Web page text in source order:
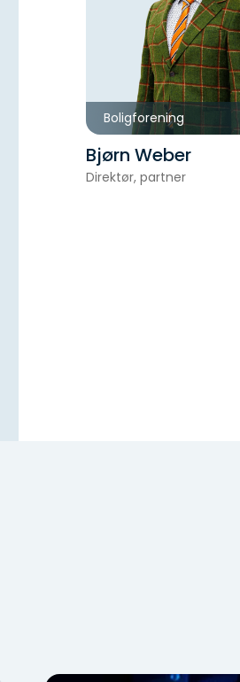
Boligforening
Bjørn Weber
Direktør, partner